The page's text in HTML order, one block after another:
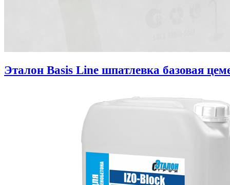
Эталон Basis Line шпатлевка базовая